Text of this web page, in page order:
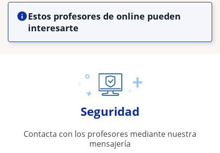
Estos profesores de online pueden
interesarte
Seguridad
Contacta con los profesores mediante nuestra
mensajería